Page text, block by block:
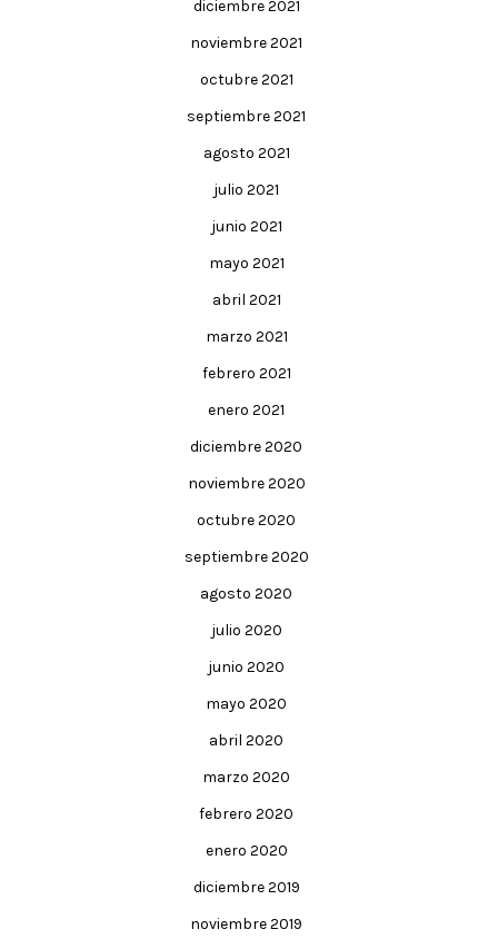
diciembre 2021
noviembre 2021
octubre 2021
septiembre 2021
agosto 2021
julio 2021
junio 2021
mayo 2021
abril 2021
marzo 2021
febrero 2021
enero 2021
diciembre 2020
noviembre 2020
octubre 2020
septiembre 2020
agosto 2020
julio 2020
junio 2020
mayo 2020
abril 2020
marzo 2020
febrero 2020
enero 2020
diciembre 2019
noviembre 2019